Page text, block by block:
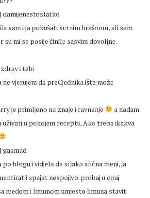
| damijenestoslatko
sam i ja pokušati scrnim brašnom, ali sam
su mi se posije činile sasvim dovoljne.
i tebi
vjerujem da preCjednika išta može
je primljeno na znaje i ravnanje
a nadam
uživati u pokojem receptu. Ako treba ikakva
gaamad
blogu i vidjela da si jako slična meni, ja
i spajat nespojivo. probaj u onaj
medom i limunom umjesto limuna stavit